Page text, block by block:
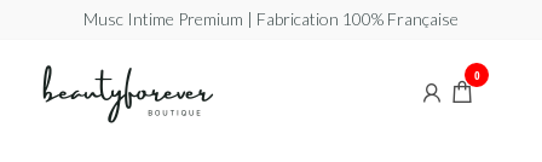
Musc Intime Premium | Fabrication 100% Française
Beautyforever 0